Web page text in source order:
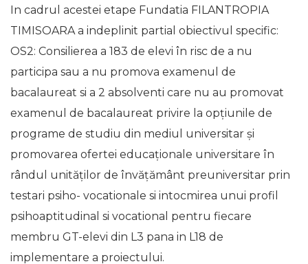
In cadrul acestei etape Fundatia FILANTROPIA
TIMISOARA a indeplinit partial obiectivul specific:
OS2: Consilierea a 183 de elevi în risc de a nu
participa sau a nu promova examenul de
bacalaureat si a 2 absolventi care nu au promovat
examenul de bacalaureat privire la opțiunile de
programe de studiu din mediul universitar și
promovarea ofertei educaționale universitare în
rândul unităților de învățământ preuniversitar prin
testari psiho- vocationale si intocmirea unui profil
psihoaptitudinal si vocational pentru fiecare
membru GT-elevi din L3 pana in L18 de
implementare a proiectului.